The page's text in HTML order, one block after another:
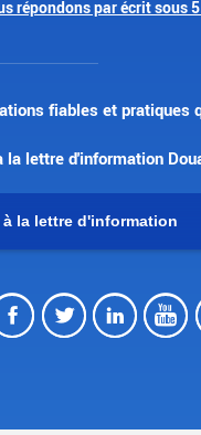
répondons par écrit sous
fiables et pratiques
la lettre d'information
à la lettre d'information
Twitter